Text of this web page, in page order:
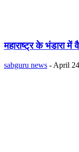
महाराष्ट्र के भंडारा
sabguru news - April